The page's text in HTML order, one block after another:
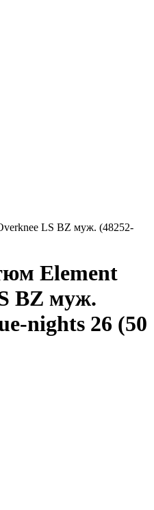
LS BZ муж. (48252-
Element
BZ муж.
nights 26 (50